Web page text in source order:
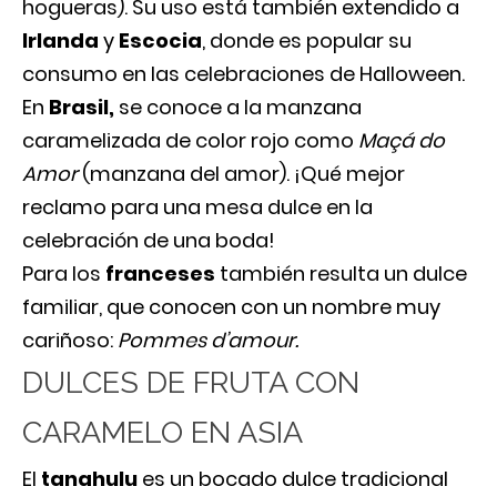
hogueras). Su uso está también extendido a
Irlanda y Escocia, donde es popular su
consumo en las celebraciones de Halloween.
En Brasil, se conoce a la manzana
caramelizada de color rojo como Maçá do
Amor(manzana del amor). ¡Qué mejor
reclamo para una mesa dulce en la
celebración de una boda!
Para los franceses también resulta un dulce
familiar, que conocen con un nombre muy
cariñoso: Pommes d’amour.
DULCES DE FRUTA CON
CARAMELO EN ASIA
El tanghulu es un bocado dulce tradicional